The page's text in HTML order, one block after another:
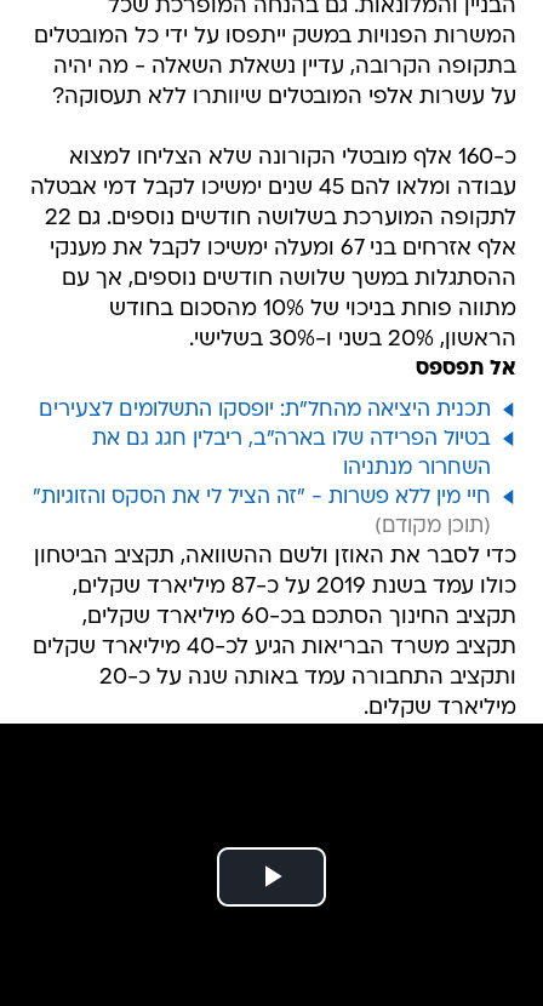
הבניין והמלונאות. גם בהנחה המופרכת שכל
המשרות הפנויות במשק ייתפסו על ידי כל המובטלים
בתקופה הקרובה, עדיין נשאלת השאלה - מה יהיה
על עשרות אלפי המובטלים שיוותרו ללא תעסוקה?
כ-160 אלף מובטלי הקורונה שלא הצליחו למצוא
עבודה ומלאו להם 45 שנים ימשיכו לקבל דמי אבטלה
לתקופה המוערכת בשלושה חודשים נוספים. גם 22
אלף אזרחים בני 67 ומעלה ימשיכו לקבל את מענקי
ההסתגלות במשך שלושה חודשים נוספים, אך עם
מתווה פוחת בניכוי של 10% מהסכום בחודש
הראשון, 20% בשני ו-30% בשלישי.
אל תפספס
תכנית היציאה מהחל"ת: יופסקו התשלומים לצעירים
בטיול הפרידה שלו בארה"ב, ריבלין חגג גם את
השחרור מנתניהו
חיי מין ללא פשרות - "זה הציל לי את הסקס והזוגיות"
כדי לסבר את האוזן ולשם ההשוואה, תקציב הביטחון
כולו עמד בשנת 2019 על כ-87 מיליארד שקלים,
תקציב החינוך הסתכם בכ-60 מיליארד שקלים,
תקציב משרד הבריאות הגיע לכ-40 מיליארד שקלים
ותקציב התחבורה עמד באותה שנה על כ-20
מיליארד שקלים.